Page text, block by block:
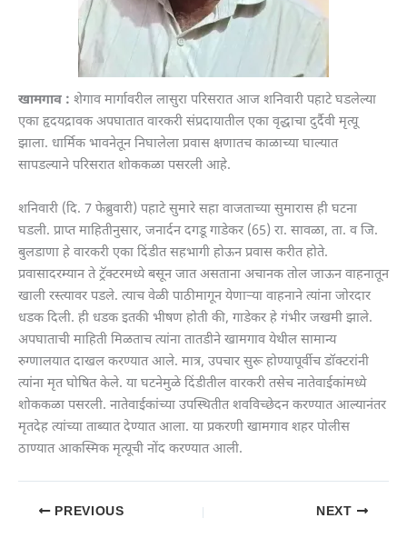
खामगाव : शेगाव मार्गावरील लासुरा परिसरात आज शनिवारी पहाटे घडलेल्या
एका हृदयद्रावक अपघातात वारकरी संप्रदायातील एका वृद्धाचा दुर्दैवी मृत्यू
झाला. धार्मिक भावनेतून निघालेला प्रवास क्षणातच काळाच्या घाल्यात
सापडल्याने परिसरात शोककळा पसरली आहे.
शनिवारी (दि. 7 फेब्रुवारी) पहाटे सुमारे सहा वाजताच्या सुमारास ही घटना
घडली. प्राप्त माहितीनुसार, जनार्दन दगडू गाडेकर (65) रा. सावळा, ता. व जि.
बुलडाणा हे वारकरी एका दिंडीत सहभागी होऊन प्रवास करीत होते.
प्रवासादरम्यान ते ट्रॅक्टरमध्ये बसून जात असताना अचानक तोल जाऊन वाहनातून
खाली रस्त्यावर पडले. त्याच वेळी पाठीमागून येणाऱ्या वाहनाने त्यांना जोरदार
धडक दिली. ही धडक इतकी भीषण होती की, गाडेकर हे गंभीर जखमी झाले.
अपघाताची माहिती मिळताच त्यांना तातडीने खामगाव येथील सामान्य
रुग्णालयात दाखल करण्यात आले. मात्र, उपचार सुरू होण्यापूर्वीच डॉक्टरांनी
त्यांना मृत घोषित केले. या घटनेमुळे दिंडीतील वारकरी तसेच नातेवाईकांमध्ये
शोककळा पसरली. नातेवाईकांच्या उपस्थितीत शवविच्छेदन करण्यात आल्यानंतर
मृतदेह त्यांच्या ताब्यात देण्यात आला. या प्रकरणी खामगाव शहर पोलीस
ठाण्यात आकस्मिक मृत्यूची नोंद करण्यात आली.
PREVIOUS NEXT